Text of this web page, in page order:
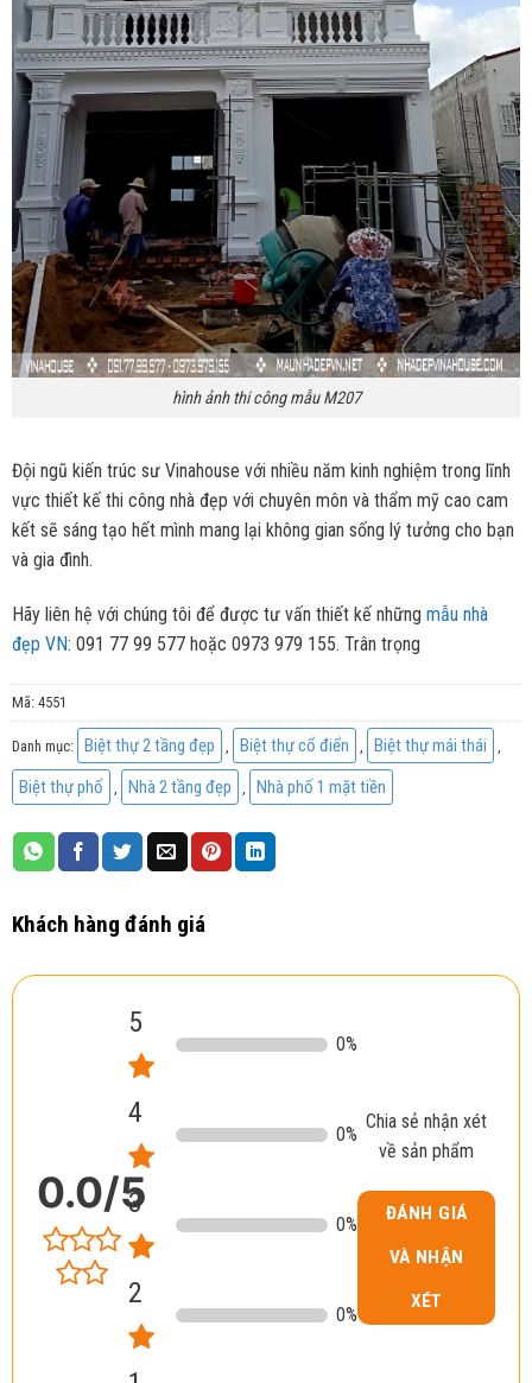
hình ảnh thi công mẫu M207
Đội ngũ kiến trúc sư Vinahouse với nhiều năm kinh nghiệm trong lĩnh
vực thiết kế thi công nhà đẹp với chuyên môn và thẩm mỹ cao cam
kết sẽ sáng tạo hết mình mang lại không gian sống lý tưởng cho bạn
và gia đình.
Hãy liên hệ với chúng tôi để được tư vấn thiết kế những mẫu nhà
đẹp VN: 091 77 99 577 hoặc 0973 979 155. Trân trọng
Mã: 4551
Danh mục: Biệt thự 2 tầng đẹp Biệt thự cổ điển Biệt thự mái thái
Biệt thự phố Nhà 2 tầng đẹp Nhà phố 1 mặt tiền
Khách hàng đánh giá
0.0/5
5
0%
4
0%
3
0%
2
0%
Chia sẻ nhận xét
về sản phẩm
ĐÁNH GIÁ
VÀ NHẬN
XÉT